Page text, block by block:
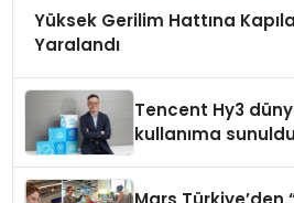
Yüksek Gerilim Hattına
Yaralandı
Tencent Hy3
kullanıma sunuldu